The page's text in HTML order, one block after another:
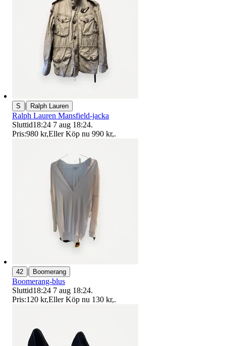
S | Ralph Lauren
Ralph Lauren Mansfield-jacka
Sluttid18:24 7 aug 18:24.
Pris:980 kr,Eller Köp nu 990 kr,.
42 | Boomerang
Boomerang-blus
Sluttid18:24 7 aug 18:24.
Pris:120 kr,Eller Köp nu 130 kr,.